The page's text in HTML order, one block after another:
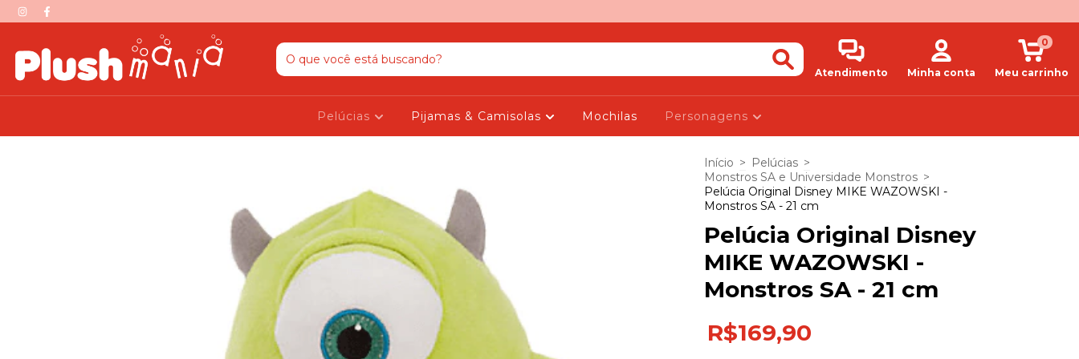
Atendimento Minha conta Meu carrinho
0
Pelúcias Pijamas & Camisolas Mochilas Personagens
Início > Pelúcias >
Monstros SA e Universidade Monstros >
Pelúcia Original Disney MIKE WAZOWSKI -
Monstros SA - 21 cm
Pelúcia Original Disney
MIKE WAZOWSKI -
Monstros SA - 21 cm
R$169,90